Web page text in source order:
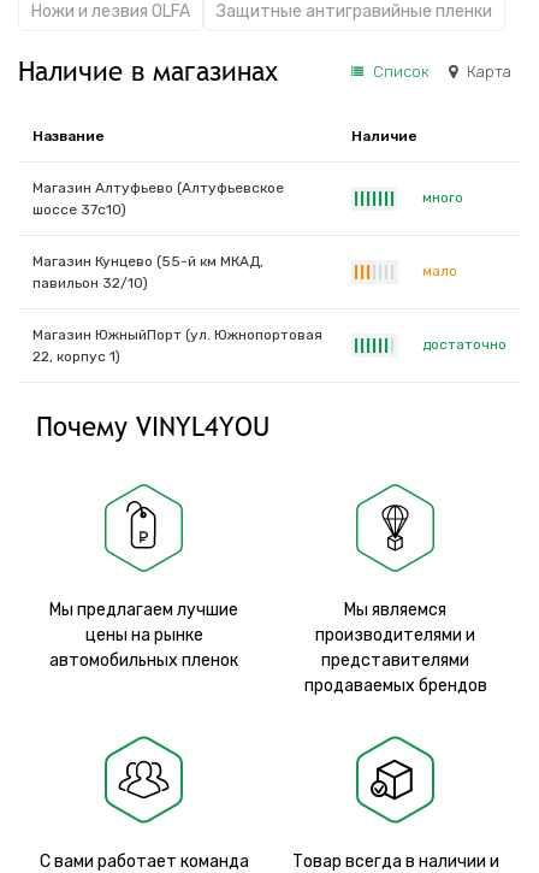
Ножи и лезвия OLFA
Защитные антигравийные пленки
Наличие в магазинах Список Карта
Название Наличие
Магазин Алтуфьево (Алтуфьевское
шоссе 37с10)
много
Магазин Кунцево (55-й км МКАД,
павильон 32/10)
мало
Магазин ЮжныйПорт (ул. Южнопортовая
22, корпус 1)
достаточно
Почему VINYL4YOU
Мы предлагаем лучшие
цены на рынке
автомобильных пленок
Мы являемся
производителями и
представителями
продаваемых брендов
С вами работает команда
Товар всегда в наличии и